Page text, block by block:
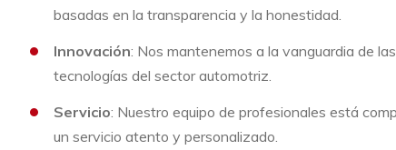
basadas en la transparencia y la honestidad.
Innovación: Nos mantenemos a la vanguardia de
tecnologías del sector automotriz.
Servicio: Nuestro equipo de profesionales está
un servicio atento y personalizado.